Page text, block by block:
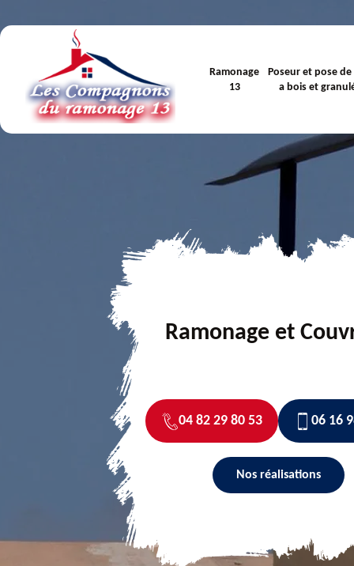
Ramonage
13
Poseur et pose
a bois et
Ramonage et
04 82 29 80 53 06 16
Nos réalisations